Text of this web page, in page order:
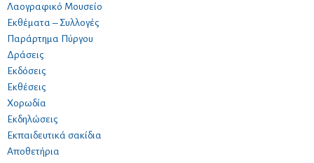
Λαογραφικό Μουσείο
Εκθέματα – Συλλογές
Παράρτημα Πύργου
Δράσεις
Εκδόσεις
Εκθέσεις
Χορωδία
Εκδηλώσεις
Εκπαιδευτικά σακίδια
Αποθετήρια